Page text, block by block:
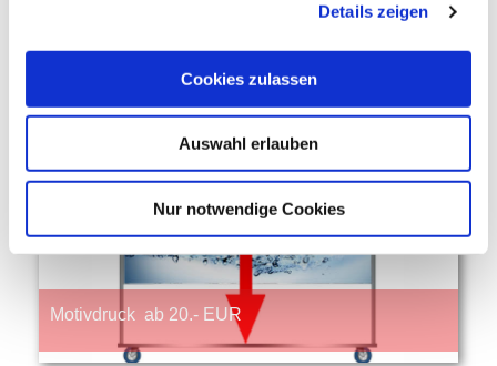
Details zeigen
Cookies zulassen
Auswahl erlauben
Nur notwendige Cookies
Buffet ab 120.- EUR
Motivdruck ab 20.- EUR